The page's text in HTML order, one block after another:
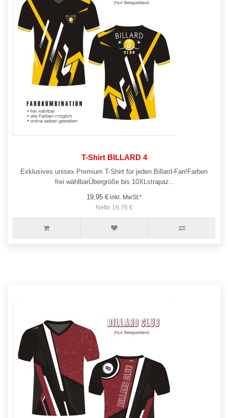
T-Shirt BILLARD 4
Exklusives unisex Premium T-Shirt für jeden Billard-Fan!Farben
frei wählbarÜbergröße bis 10XLstrapaz..
19,95 €inkl. MwSt.*
Netto 16,76 €